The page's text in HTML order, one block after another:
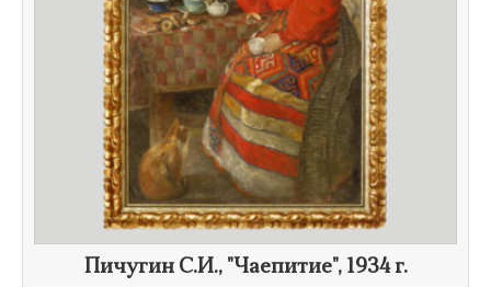
Пичугин С.И., "Чаепитие", 1934 г.